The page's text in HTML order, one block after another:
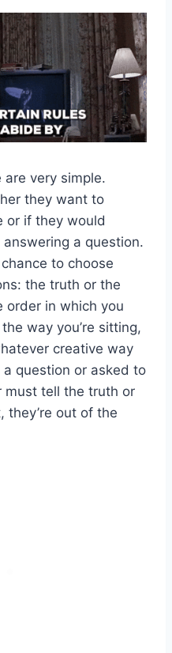
very simple.
they want to
or if they would
a question.
to choose
the truth or the
order in which you
way you’re sitting,
creative way
question or asked to
must tell the truth or
they’re out of the